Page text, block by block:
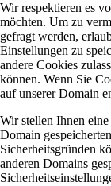
Wir respektieren es
möchten. Um zu
gefragt werden,
Einstellungen zu
andere Cookies
können. Wenn Sie
auf unserer Domain
Wir stellen Ihnen
Domain
Sicherheitsgründen
anderen Domains